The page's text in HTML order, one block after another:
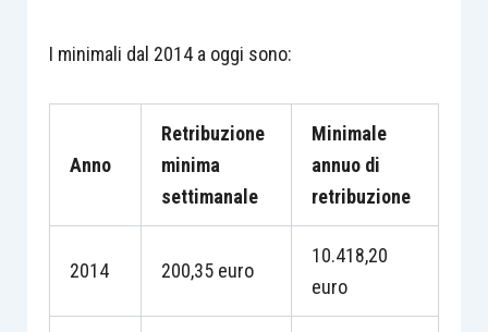
I minimali dal 2014 a oggi sono:
Anno
Retribuzione
minima
settimanale
Minimale
annuo di
retribuzione
2014 200,35 euro
10.418,20
euro